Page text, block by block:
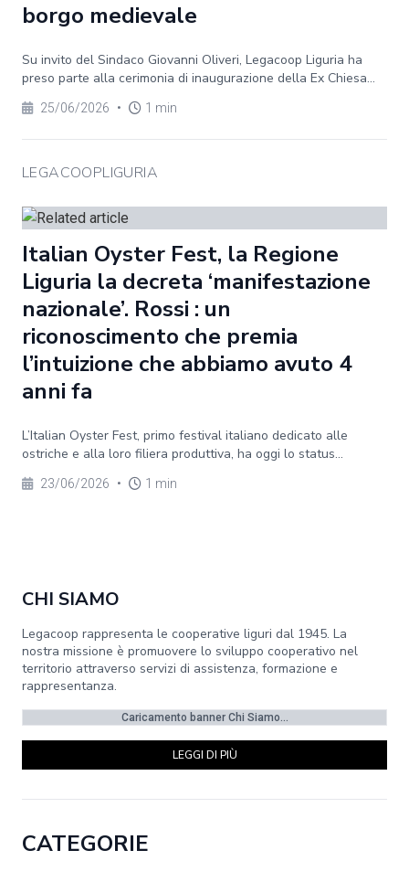
borgo medievale
Su invito del Sindaco Giovanni Oliveri, Legacoop Liguria ha
preso parte alla cerimonia di inaugurazione della Ex Chiesa...
25/06/2026 • 1 min
LEGACOOPLIGURIA
Italian Oyster Fest, la Regione
Liguria la decreta ‘manifestazione
nazionale’. Rossi : un
riconoscimento che premia
l’intuizione che abbiamo avuto 4
anni fa
L’Italian Oyster Fest, primo festival italiano dedicato alle
ostriche e alla loro filiera produttiva, ha oggi lo status...
23/06/2026 • 1 min
CHI SIAMO
Legacoop rappresenta le cooperative liguri dal 1945. La
nostra missione è promuovere lo sviluppo cooperativo nel
territorio attraverso servizi di assistenza, formazione e
rappresentanza.
Caricamento banner Chi Siamo...
LEGGI DI PIÙ
CATEGORIE